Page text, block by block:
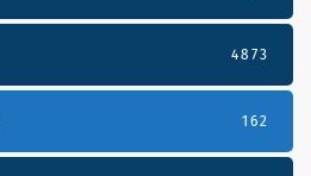
4873
162